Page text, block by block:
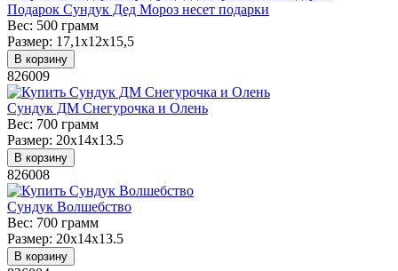
Подарок Сундук Дед Мороз несет подарки
Вес: 500 грамм
Размер: 17,1х12х15,5
В корзину
826009
Сундук ДМ Снегурочка и Олень
Вес: 700 грамм
Размер: 20х14х13.5
В корзину
826008
Сундук Волшебство
Вес: 700 грамм
Размер: 20х14х13.5
В корзину